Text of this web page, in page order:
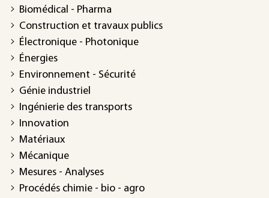
Biomédical - Pharma
Construction et travaux publics
Électronique - Photonique
Énergies
Environnement - Sécurité
Génie industriel
Ingénierie des transports
Innovation
Matériaux
Mécanique
Mesures - Analyses
Procédés chimie - bio - agro